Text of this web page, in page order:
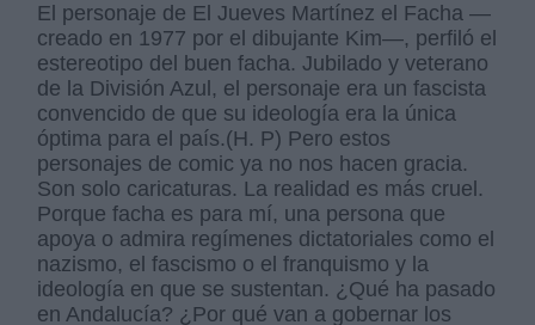
El personaje de El Jueves Martínez el Facha —
creado en 1977 por el dibujante Kim—, perfiló el
estereotipo del buen facha. Jubilado y veterano
de la División Azul, el personaje era un fascista
convencido de que su ideología era la única
óptima para el país.(H. P) Pero estos
personajes de comic ya no nos hacen gracia.
Son solo caricaturas. La realidad es más cruel.
Porque facha es para mí, una persona que
apoya o admira regímenes dictatoriales como el
nazismo, el fascismo o el franquismo y la
ideología en que se sustentan. ¿Qué ha pasado
en Andalucía? ¿Por qué van a gobernar los